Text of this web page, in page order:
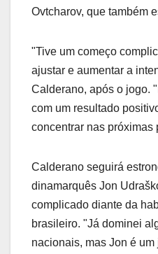
Ovtcharov, que também
"Tive um começo
ajustar e aumentar a
Calderano, após o jogo.
com um resultado
concentrar nas próximas
Calderano seguirá
dinamarquês Jon
complicado diante da
brasileiro. "Já dominei
nacionais, mas Jon é